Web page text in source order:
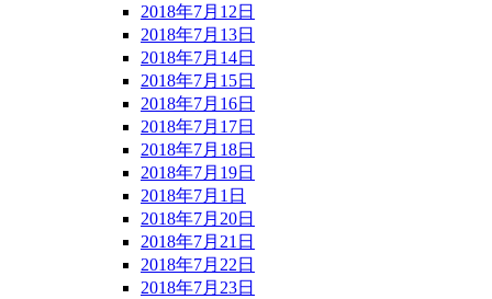
2018年7月12日
2018年7月13日
2018年7月14日
2018年7月15日
2018年7月16日
2018年7月17日
2018年7月18日
2018年7月19日
2018年7月1日
2018年7月20日
2018年7月21日
2018年7月22日
2018年7月23日